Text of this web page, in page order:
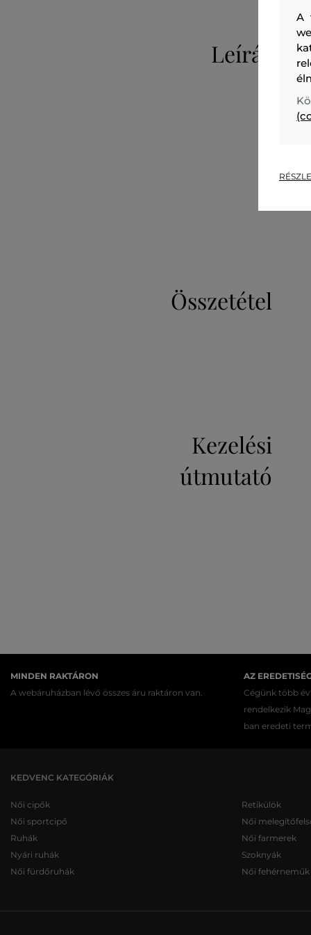
Leírás
Összetétel
Kezelési
útmutató
MINDEN RAKTÁRON
A webáruházban lévő összes áru raktáron van.
AZ
Cégünk több
rendelkezik
ban eredeti
KEDVENC KATEGÓRIÁK
Női cipők
Női sportcipő
Ruhák
Nyári ruhák
Női fürdőruhák
Retikülök
Női
Női farmerek
Szoknyák
Női fehérneműk
A